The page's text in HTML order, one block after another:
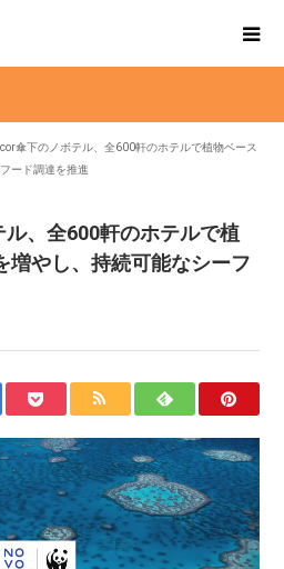
傘下のノボテル、全600軒のホテルで植物ベース
ード調達を推進
、全600軒のホテルで植
増やし、持続可能なシーフ